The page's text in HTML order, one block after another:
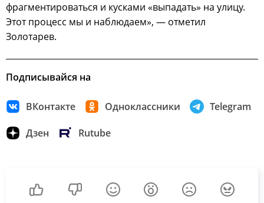
фрагментироваться и кусками «выпадать» на улицу.
Этот процесс мы и наблюдаем», — отметил
Золотарев.
Подписывайся на
ВКонтакте Одноклассники Telegram
Дзен Rutube